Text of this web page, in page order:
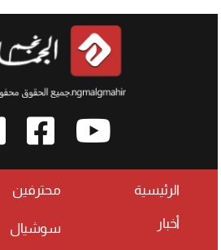
الرئيسية
أخبار
محترفين
سوشيال